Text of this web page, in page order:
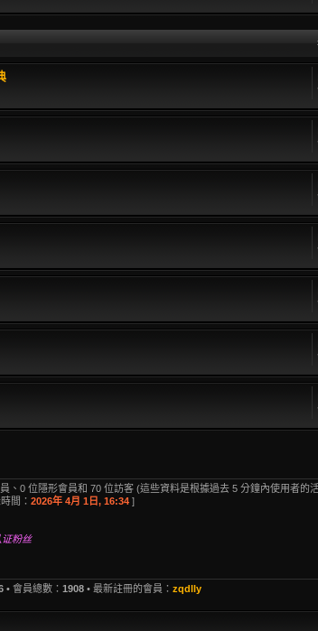
、0 位隱形會員和 70 位訪客 (這些資料是根據過去 5 分鐘內使用者的
間： 2026年 4月 1日, 16:34 ]
证粉丝
• 會員總數： 1908 • 最新註冊的會員： zqdlly